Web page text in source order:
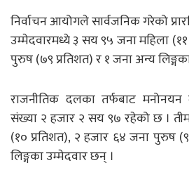
निर्वाचन आयोगले सार्वजनिक गरेको
उम्मेदवारमध्ये ३ सय ९५ जना महिला
पुरुष (७९ प्रतिशत) र १ जना अन्य
राजनीतिक दलका तर्फबाट मनोनयन
संख्या २ हजार २ सय ९७ रहेको छ ।
(१० प्रतिशत), २ हजार ६४ जना पुरुष
लिङ्गका उम्मेदवार छन् ।